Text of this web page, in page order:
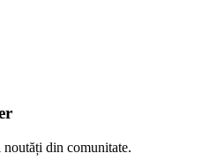
noutăți din comunitate.